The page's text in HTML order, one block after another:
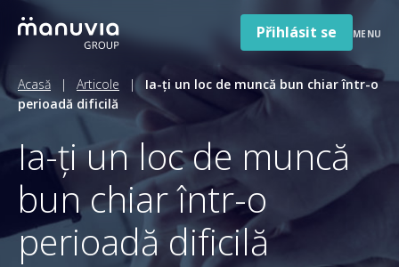
PřeskočitArticole
Pentru companii si angajatori
Despre Noi
Jazyk
România
Země
/
region
Přihlásit se MENU
Acasă | Articole |
Ia-ți un loc de muncă bun chiar într-o
perioadă dificilă
Ia-ți un loc de muncă
bun chiar într-o
perioadă dificilă